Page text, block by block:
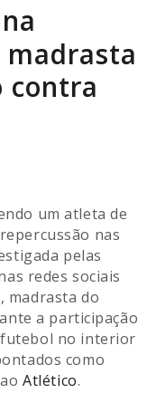
contra
um atleta de
nas
pelas
redes sociais
madrasta do
a participação
futebol no interior
como
aoAtlético.